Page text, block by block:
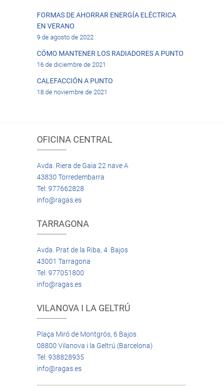
FORMAS DE AHORRAR ENERGÍA ELÉCTRICA
EN VERANO
9 de agosto de 2022
CÓMO MANTENER LOS RADIADORES A PUNTO
16 de diciembre de 2021
CALEFACCIÓN A PUNTO
18 de noviembre de 2021
OFICINA CENTRAL
Avda. Riera de Gaia 22 nave A
43830 Torredembarra
Tel: 977662828
info@ragas.es
TARRAGONA
Avda. Prat de la Riba, 4 Bajos
43001 Tarragona
Tel: 977051800
info@ragas.es
VILANOVA I LA GELTRÚ
Plaça Miró de Montgrós, 6 Bajos
08800 Vilanova i la Geltrú (Barcelona)
Tel: 938828935
info@ragas.es